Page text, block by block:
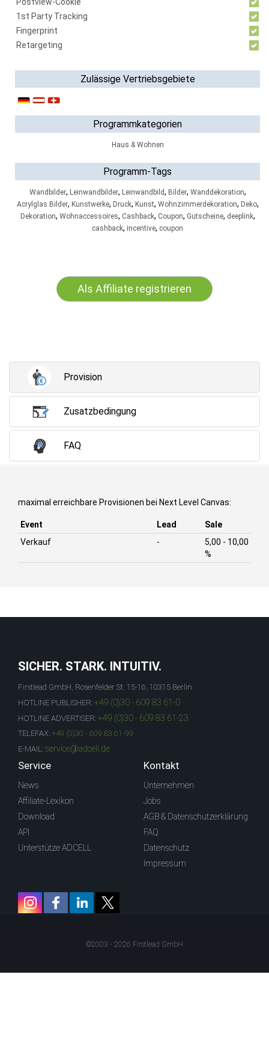
1st Party Tracking
Fingerprint
Retargeting
Zulässige Vertriebsgebiete
Programmkategorien
Haus & Wohnen
Programm-Tags
Wandbilder, Leinwandbilder, Leinwandbild, Bilder, Wanddekoration,
Acrylglas Bilder, Kunstwerke, Druck, Kunst, Wohnzimmerdekoration, Deko,
Dekoration, Wohnaccessoires, Cashback, Coupon, Gutscheine, deeplink,
cashback, incentive, coupon
Als Affiliate registrieren
Provision
Zusatzbedingung
FAQ
maximal erreichbare Provisionen bei Next Level Canvas:
Event Lead
Sale
Verkauf
-
5,00 - 10,00
%
SICHER. STARK. INTUITIV.
Firstlead GmbH, Rosenfelder St. 15-16, 10315 Berlin
HOTLINE PUBLISHER: +49 (0)30 - 609 83 61-0
HOTLINE ADVERTISER: +49 (0)30 - 609 83 61-23
TELEFAX: +49 (0)30 - 609 83 61-99
E-MAIL: service@adcell.de
Service
News
Affiliate-Lexikon
Download
API
Unterstütze ADCELL
Kontakt
Unternehmen
Jobs
AGB & Datenschutzerklärung
FAQ
Datenschutz
Impressum
©2003 - 2026 Firstlead GmbH